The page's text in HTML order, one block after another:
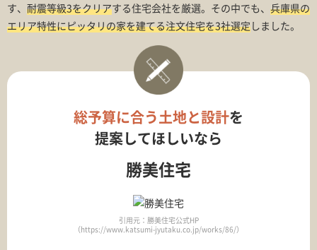
す、 耐震等級3をクリアする住宅会社を厳選。その中でも、 兵庫県の
エリア特性にピッタリの家を建てる注文住宅を3社選定しました。
総予算に合う土地と設計を
提案してほしいなら
勝美住宅
引用元：勝美住宅公式HP
（https://www.katsumi-jyutaku.co.jp/works/86/）